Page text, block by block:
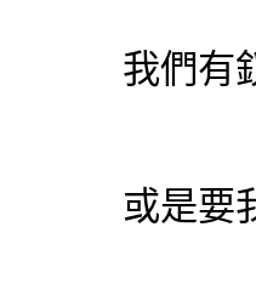
我們有
或是要